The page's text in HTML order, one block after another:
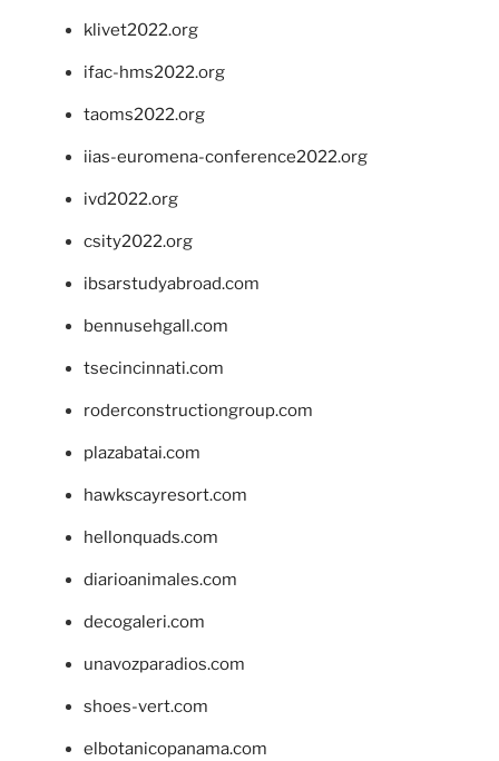
klivet2022.org
ifac-hms2022.org
taoms2022.org
iias-euromena-conference2022.org
ivd2022.org
csity2022.org
ibsarstudyabroad.com
bennusehgall.com
tsecincinnati.com
roderconstructiongroup.com
plazabatai.com
hawkscayresort.com
hellonquads.com
diarioanimales.com
decogaleri.com
unavozparadios.com
shoes-vert.com
elbotanicopanama.com